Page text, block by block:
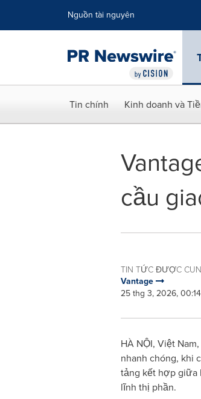
Nguồn tài nguyên
Tin chính Kinh doanh và
cầu
TIN TỨC ĐƯỢC
Vantage
25 thg 3, 2026,
HÀ NỘI, Việt
nhanh chóng, khi
tảng kết hợp giữa
lĩnh thị phần.